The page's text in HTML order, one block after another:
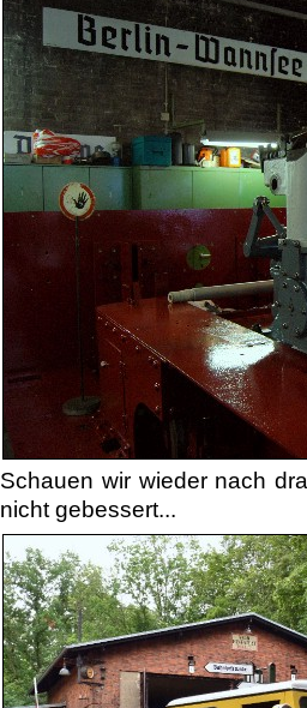
Schauen wir wieder nach
nicht gebessert...